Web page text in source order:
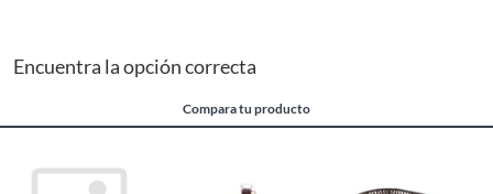
Encuentra la opción correcta
Compara tu producto